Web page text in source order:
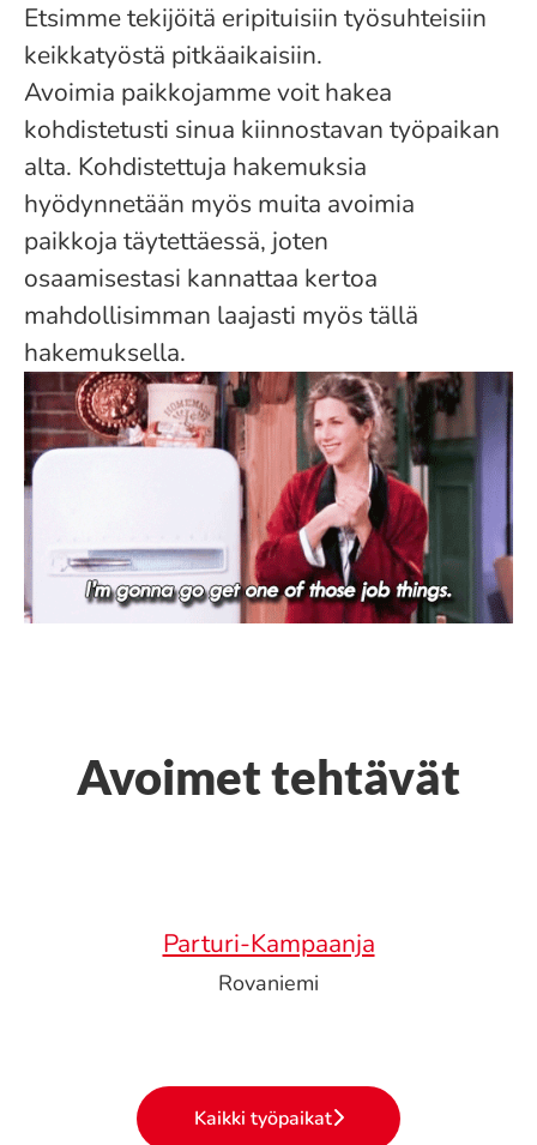
Etsimme tekijöitä eripituisiin työsuhteisiin
keikkatyöstä pitkäaikaisiin.
Avoimia paikkojamme voit hakea
kohdistetusti sinua kiinnostavan työpaikan
alta. Kohdistettuja hakemuksia
hyödynnetään myös muita avoimia
paikkoja täytettäessä, joten
osaamisestasi kannattaa kertoa
mahdollisimman laajasti myös tällä
hakemuksella.
Avoimet tehtävät
Parturi-Kampaanja
Rovaniemi
Kaikki työpaikat